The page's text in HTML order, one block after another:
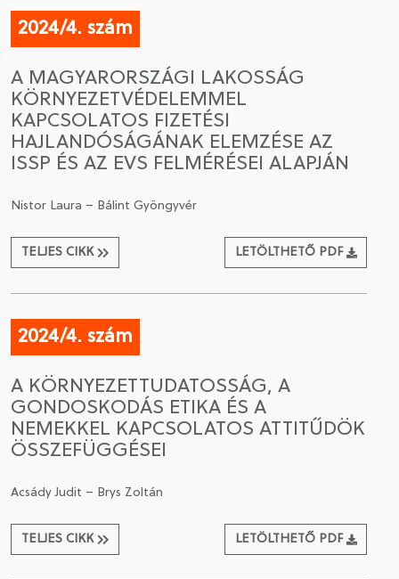
2024/4. szám
A MAGYARORSZÁGI LAKOSSÁG
KÖRNYEZETVÉDELEMMEL
KAPCSOLATOS FIZETÉSI
HAJLANDÓSÁGÁNAK ELEMZÉSE AZ
ISSP ÉS AZ EVS FELMÉRÉSEI ALAPJÁN
Nistor Laura – Bálint Gyöngyvér
TELJES CIKK LETÖLTHETŐ PDF
2024/4. szám
A KÖRNYEZETTUDATOSSÁG, A
GONDOSKODÁS ETIKA ÉS A
NEMEKKEL KAPCSOLATOS ATTITŰDÖK
ÖSSZEFÜGGÉSEI
Acsády Judit – Brys Zoltán
TELJES CIKK LETÖLTHETŐ PDF